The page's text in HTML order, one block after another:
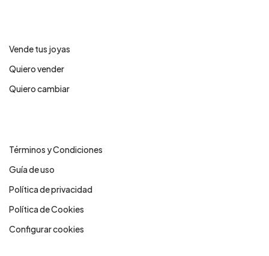
Vende tus joyas
Quiero vender
Quiero cambiar
Términos y Condiciones
Guía de uso
Política de privacidad
Política de Cookies
Configurar cookies